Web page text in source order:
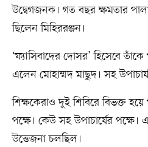
উদ্বেগজনক। গত বছর ক্ষমতার
ছিলেন মিহিররঞ্জন।
‘ফ্যাসিবাদের দোসর’ হিসেবে
এলেন মোহাম্মদ মাছুদ। সহ
শিক্ষকেরাও দুই শিবিরে বিভক্ত
পক্ষে। কেউ সহ উপাচার্যের পক্ষে। এ
উত্তেজনা চলছিল।